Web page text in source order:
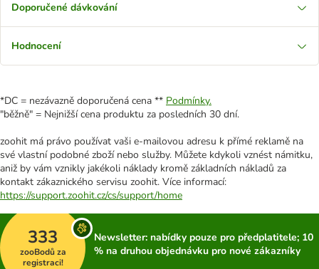
Doporučené dávkování
Hodnocení
*DC = nezávazně doporučená cena ** Podmínky.
"běžně" = Nejnižší cena produktu za posledních 30 dní.
zoohit má právo používat vaši e-mailovou adresu k přímé reklamě na
své vlastní podobné zboží nebo služby. Můžete kdykoli vznést námitku,
aniž by vám vznikly jakékoli náklady kromě základních nákladů za
kontakt zákaznického servisu zoohit. Více informací:
https://support.zoohit.cz/cs/support/home
333
zooBodů za
registraci!
Newsletter: nabídky pouze pro předplatitele; 10
% na druhou objednávku pro nové zákazníky